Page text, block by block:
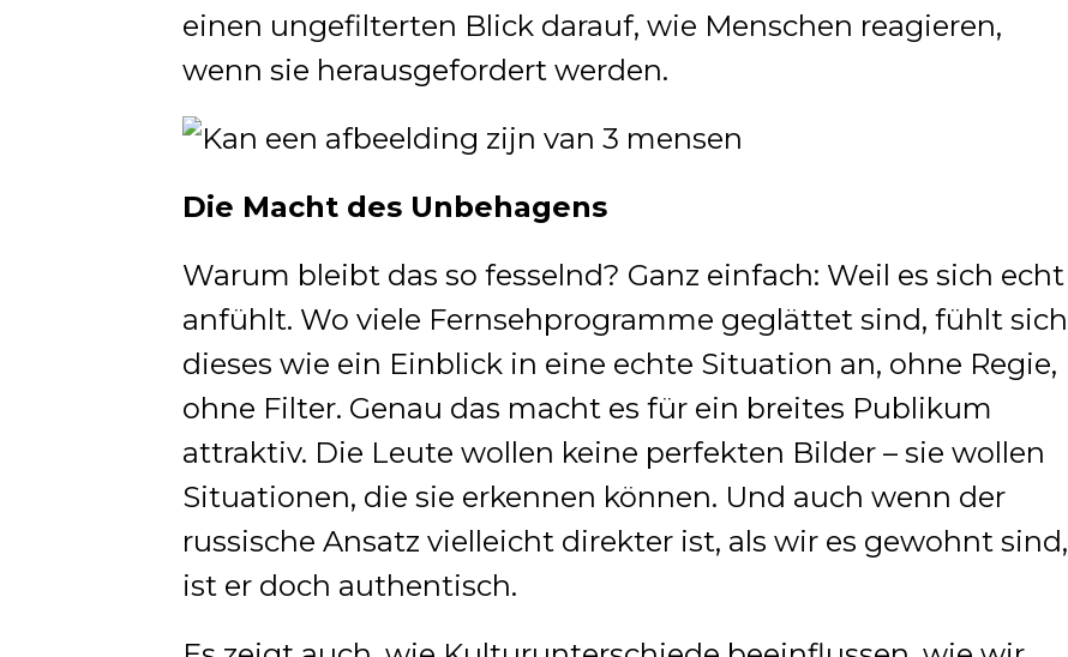
einen ungefilterten Blick darauf, wie Menschen reagieren,
wenn sie herausgefordert werden.
Die Macht des Unbehagens
Warum bleibt das so fesselnd? Ganz einfach: Weil es sich echt
anfühlt. Wo viele Fernsehprogramme geglättet sind, fühlt sich
dieses wie ein Einblick in eine echte Situation an, ohne Regie,
ohne Filter. Genau das macht es für ein breites Publikum
attraktiv. Die Leute wollen keine perfekten Bilder – sie wollen
Situationen, die sie erkennen können. Und auch wenn der
russische Ansatz vielleicht direkter ist, als wir es gewohnt sind,
ist er doch authentisch.